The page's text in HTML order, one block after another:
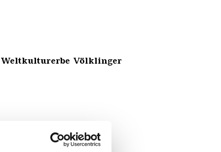
Völklinger